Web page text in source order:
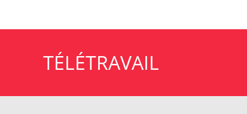
TÉLÉTRAVAIL